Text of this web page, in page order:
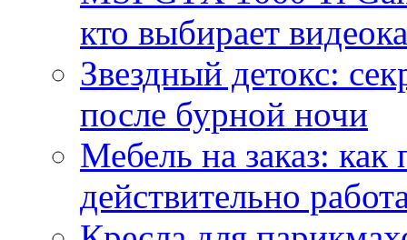
кто выбирает
Звездный детокс:
после бурной ночи
Мебель на заказ:
действительно